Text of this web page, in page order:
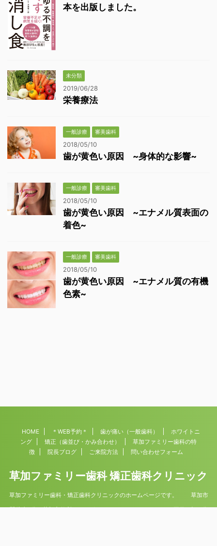
本を出版しました。
未分類
2019/06/28
栄養療法
一般診療 審美歯科
2018/05/10
歯が黄色い原因 ~身体的な影響~
一般診療 審美歯科
2018/05/10
歯が黄色い原因 ~エナメル質表面の
着色~
一般診療 審美歯科
2018/05/10
歯が黄色い原因 ~エナメル質の有機
色素~
HOME ＊WEB予約＊ 歯が痛い（一般歯科）
ホワイトニ
ング
矯正（歯並び・かみ合わせ）
草加ファミリー歯科の特
徴
院長ブログ ご来院方法 問い合わせフォーム
草加ファミリー歯科 矯正歯科クリニック
草加ファミリー歯科・矯正歯科クリニックのホームページです。 草加市
駅徒歩4分。草加市役所すぐそば 平日9時30分